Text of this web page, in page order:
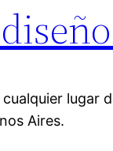
lugar
Aires.